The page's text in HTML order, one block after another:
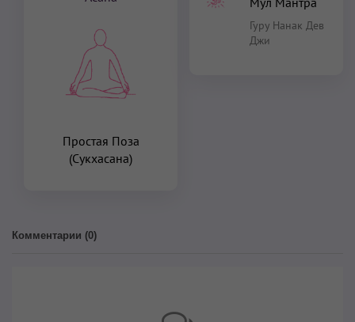
Простая Поза
(Сукхасана)
Гуру Нанак Дев
Джи
Комментарии (0)